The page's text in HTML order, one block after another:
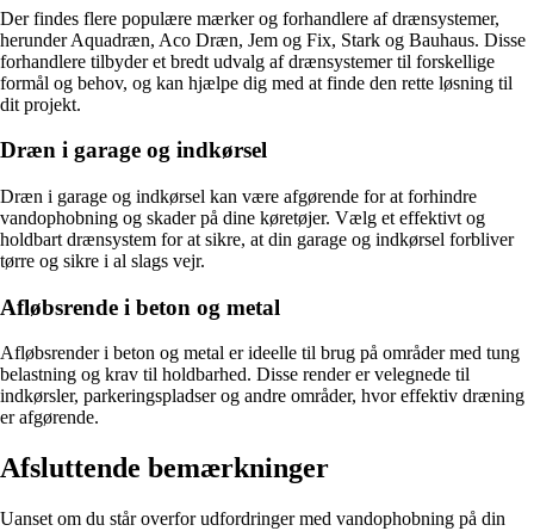
Der findes flere populære mærker og forhandlere af drænsystemer,
herunder Aquadræn, Aco Dræn, Jem og Fix, Stark og Bauhaus. Disse
forhandlere tilbyder et bredt udvalg af drænsystemer til forskellige
formål og behov, og kan hjælpe dig med at finde den rette løsning til
dit projekt.
Dræn i garage og indkørsel
Dræn i garage og indkørsel kan være afgørende for at forhindre
vandophobning og skader på dine køretøjer. Vælg et effektivt og
holdbart drænsystem for at sikre, at din garage og indkørsel forbliver
tørre og sikre i al slags vejr.
Afløbsrende i beton og metal
Afløbsrender i beton og metal er ideelle til brug på områder med tung
belastning og krav til holdbarhed. Disse render er velegnede til
indkørsler, parkeringspladser og andre områder, hvor effektiv dræning
er afgørende.
Afsluttende bemærkninger
Uanset om du står overfor udfordringer med vandophobning på din